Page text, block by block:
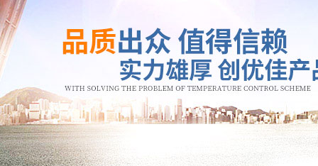
上海申思特自动化设备有限公司